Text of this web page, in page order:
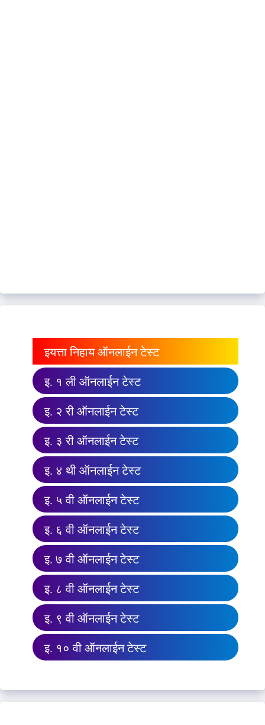
इयत्ता निहाय ऑनलाईन टेस्ट
इ. १ ली ऑनलाईन टेस्ट
इ. २ री ऑनलाईन टेस्ट
इ. ३ री ऑनलाईन टेस्ट
इ. ४ थी ऑनलाईन टेस्ट
इ. ५ वी ऑनलाईन टेस्ट
इ. ६ वी ऑनलाईन टेस्ट
इ. ७ वी ऑनलाईन टेस्ट
इ. ८ वी ऑनलाईन टेस्ट
इ. ९ वी ऑनलाईन टेस्ट
इ. १० वी ऑनलाईन टेस्ट